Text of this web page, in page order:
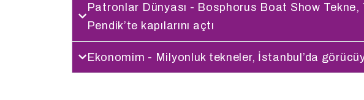
Patronlar Dünyası - Bosphorus Boat Show
Pendik’te kapılarını açtı
Ekonomim - Milyonluk tekneler, İstanbul’da